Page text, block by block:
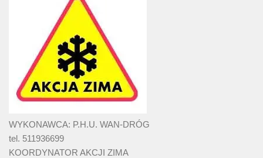
WYKONAWCA: P.H.U. WAN-DRÓG
tel. 511936699
KOORDYNATOR AKCJI ZIMA